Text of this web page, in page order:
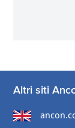
Altri siti